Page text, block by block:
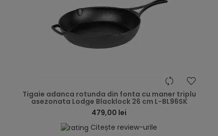
Tigaie adanca rotunda din fonta cu maner triplu
asezonata Lodge Blacklock 26 cm L-BL96SK
479,00 lei
Citește review-urile